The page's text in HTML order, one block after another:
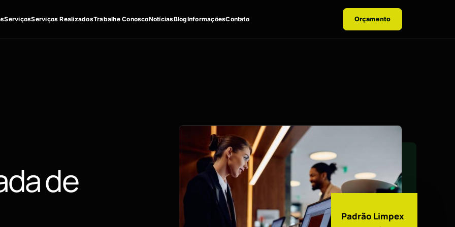
ServiçosServiços RealizadosTrabalhe ConoscoNotíciasBlogInformaçõesContato Orçamento
de
Padrão Limpex